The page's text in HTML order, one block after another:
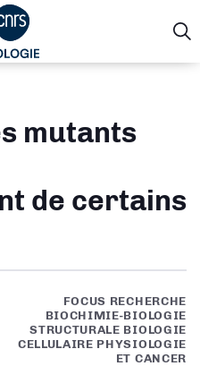
mutants
de certains
FOCUS RECHERCHE
BIOCHIMIE-BIOLOGIE
STRUCTURALE BIOLOGIE
CELLULAIRE PHYSIOLOGIE
ET CANCER